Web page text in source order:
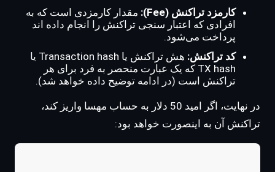
کارمزد تراکنش (Fee):
مقدار کارمزدی است که به
افرادی که اعتبار سنجی تراکنش را انجام داده اند
پرداخت می‌شود.
کد تراکنش:
هش تراکنش یا Transaction hash یا
TX hash که یک عبارت منحصر به فرد برای هر
تراکنش است (در ادامه توضیح داده خواهد شد).
در نهایت، اگر امید 50 دلار به حساب مهسا واریز کند،
تراکنش آن به اینصورت خواهد بود: